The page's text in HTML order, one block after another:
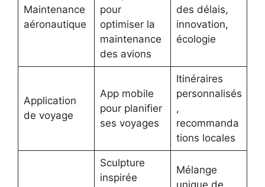
Maintenance
aéronautique
pour
optimiser la
maintenance
des avions
des délais,
innovation,
écologie
Application
de voyage
App mobile
pour planifier
ses voyages
Itinéraires
personnalisés
,
recommanda
tions locales
Sculpture
inspirée
Mélange
unique de